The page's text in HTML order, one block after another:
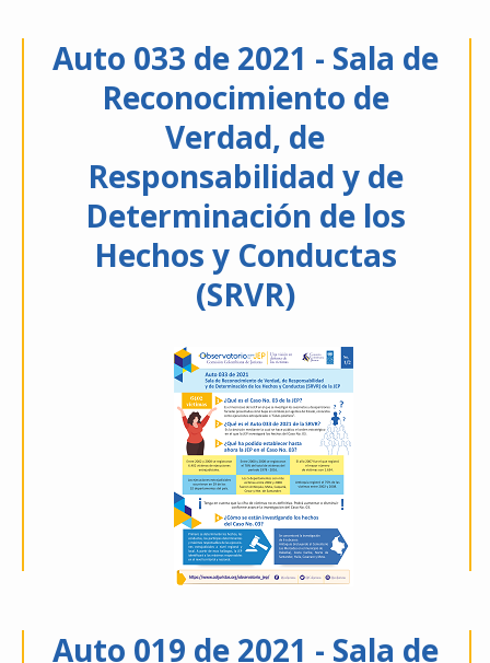
Auto 033 de 2021 - Sala de
Reconocimiento de
Verdad, de
Responsabilidad y de
Determinación de los
Hechos y Conductas
(SRVR)
Auto 019 de 2021 - Sala de